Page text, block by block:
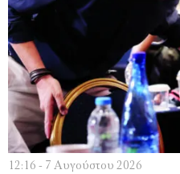
12:16 - 7 Αυγούστου 2026